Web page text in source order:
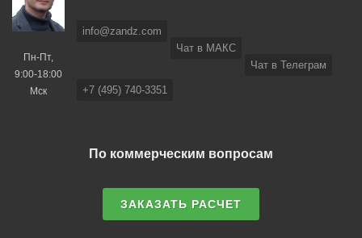
Пн-Пт,
9:00-18:00
Мск
info@zandz.com
Чат в МАКС
Чат в Телеграм
+7 (495) 740-3351
По коммерческим вопросам
ЗАКАЗАТЬ РАСЧЕТ